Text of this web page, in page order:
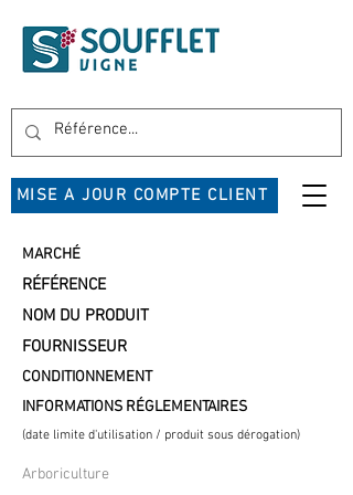
MISE A JOUR COMPTE CLIENT
MARCHÉ
RÉFÉRENCE
NOM DU PRODUIT
FOURNISSEUR
CONDITIONNEMENT
INFORMATIONS RÉGLEMENTAIRES
(date limite d'utilisation / produit sous dérogation)
Arboriculture